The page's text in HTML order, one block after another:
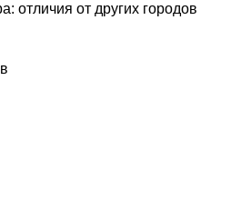
отличия от других городов